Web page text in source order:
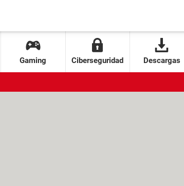
Gaming Ciberseguridad Descargas